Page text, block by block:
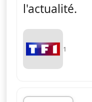
l'actualité.
1